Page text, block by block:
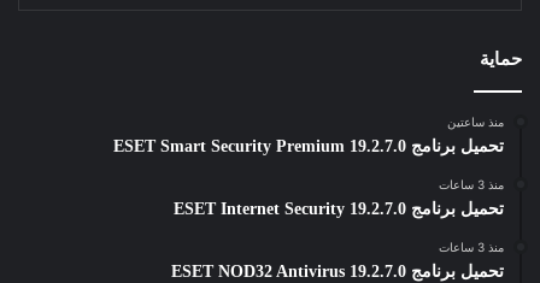
حماية
منذ ساعتين
تحميل برنامج ESET Smart Security Premium 19.2.7.0
منذ 3 ساعات
تحميل برنامج ESET Internet Security 19.2.7.0
منذ 3 ساعات
تحميل برنامج ESET NOD32 Antivirus 19.2.7.0